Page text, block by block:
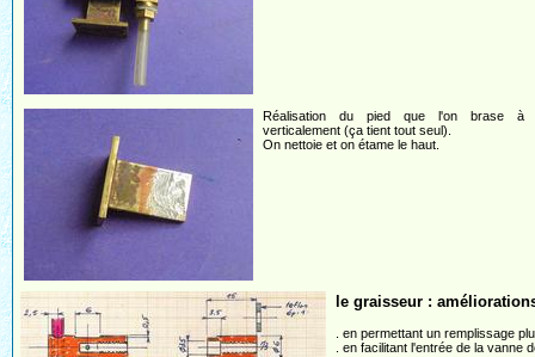
Réalisation du pied que l'on brase à
verticalement (ça tient tout seul).
On nettoie et on étame le haut.
le graisseur :
. en permettant un remplissage
. en facilitant l'entrée de la vanne